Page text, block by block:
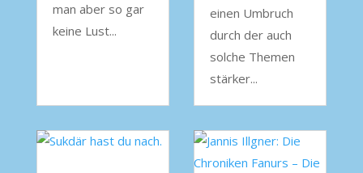
man aber so gar
keine Lust...
einen Umbruch
durch der auch
solche Themen
stärker...